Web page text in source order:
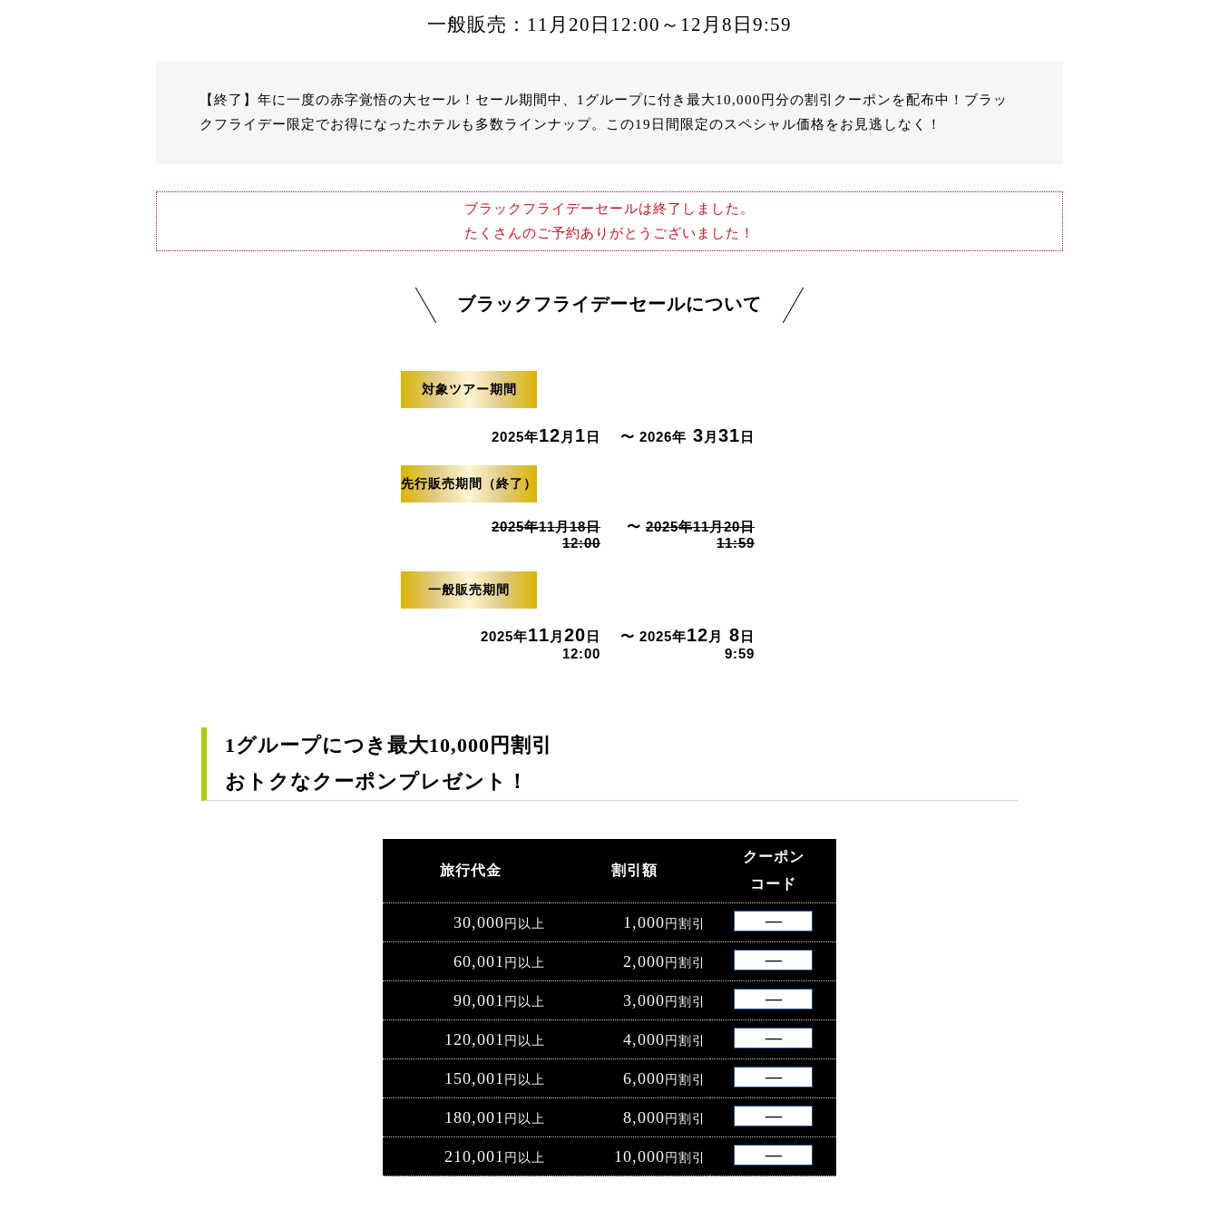
一般販売：11月20日12:00～12月8日9:59
【終了】年に一度の赤字覚悟の大セール！セール期間中、1グループに付き最大10,000円分の割引クーポンを配布中！ブラッ
クフライデー限定でお得になったホテルも多数ラインナップ。この19日間限定のスペシャル価格をお見逃しなく！
ブラックフライデーセールは終了しました。
たくさんのご予約ありがとうございました！
ブラックフライデーセールについて
対象ツアー期間
2025年12 月 1 日 〜 2026年 3 月 31 日
先行販売期間（終了）
2025年11月18日
12:00
〜 2025年11月20日
11:59
一般販売期間
2025年11 月 20 日
12:00
〜 2025年12 月 8 日
9:59
1グループにつき最大10,000円割引
おトクなクーポンプレゼント！
旅行代金 割引額
クーポン
コード
30,000 円以上 1,000 円割引
60,001 円以上 2,000 円割引
90,001 円以上 3,000 円割引
120,001 円以上 4,000 円割引
150,001 円以上 6,000 円割引
180,001 円以上 8,000 円割引
210,001 円以上 10,000 円割引